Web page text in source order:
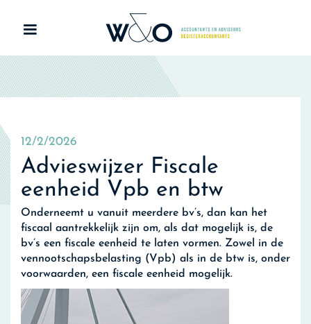
12/2/2026
Advieswijzer Fiscale
eenheid Vpb en btw
Onderneemt u vanuit meerdere bv’s, dan kan het
fiscaal aantrekkelijk zijn om, als dat mogelijk is, de
bv’s een fiscale eenheid te laten vormen. Zowel in de
vennootschapsbelasting (Vpb) als in de btw is, onder
voorwaarden, een fiscale eenheid mogelijk.